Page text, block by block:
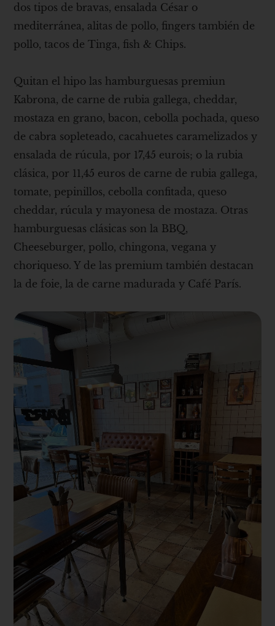
dos tipos de bravas, ensalada César o
mediterránea, alitas de pollo, fingers también de
pollo, tacos de Tinga, fish & Chips.
Quitan el hipo las hamburguesas premiun
Kabrona, de carne de rubia gallega, cheddar,
mostaza en grano, bacon, cebolla pochada, queso
de cabra sopleteado, cacahuetes caramelizados y
ensalada de rúcula, por 17,45 eurois; o la rubia
clásica, por 11,45 euros de carne de rubia gallega,
tomate, pepinillos, cebolla confitada, queso
cheddar, rúcula y mayonesa de mostaza. Otras
hamburguesas clásicas son la BBQ,
Cheeseburger, pollo, chingona, vegana y
choriqueso. Y de las premium también destacan
la de foie, la de carne madurada y Café París.